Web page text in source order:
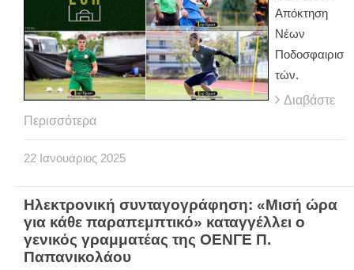
Απόκτηση
Νέων
Ποδοσφαιρισ
τών.
Διαβάστε
Περισσότερα
22 Ιανουάριος 2025
Ηλεκτρονική συνταγογράφηση: «Μισή ώρα
για κάθε παραπεμπτικό» καταγγέλλει ο
γενικός γραμματέας της ΟΕΝΓΕ Π.
Παπανικολάου